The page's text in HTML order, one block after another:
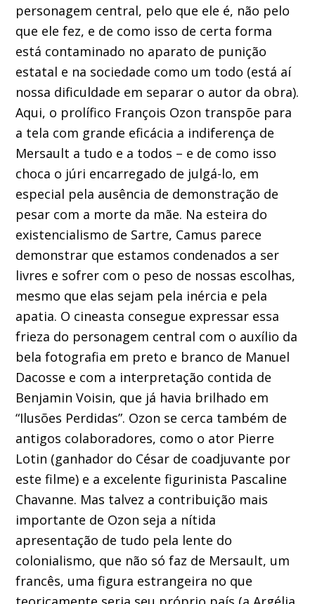
personagem central, pelo que ele é, não pelo
que ele fez, e de como isso de certa forma
está contaminado no aparato de punição
estatal e na sociedade como um todo (está aí
nossa dificuldade em separar o autor da obra).
Aqui, o prolífico François Ozon transpõe para
a tela com grande eficácia a indiferença de
Mersault a tudo e a todos – e de como isso
choca o júri encarregado de julgá-lo, em
especial pela ausência de demonstração de
pesar com a morte da mãe. Na esteira do
existencialismo de Sartre, Camus parece
demonstrar que estamos condenados a ser
livres e sofrer com o peso de nossas escolhas,
mesmo que elas sejam pela inércia e pela
apatia. O cineasta consegue expressar essa
frieza do personagem central com o auxílio da
bela fotografia em preto e branco de Manuel
Dacosse e com a interpretação contida de
Benjamin Voisin, que já havia brilhado em
“Ilusões Perdidas”. Ozon se cerca também de
antigos colaboradores, como o ator Pierre
Lotin (ganhador do César de coadjuvante por
este filme) e a excelente figurinista Pascaline
Chavanne. Mas talvez a contribuição mais
importante de Ozon seja a nítida
apresentação de tudo pela lente do
colonialismo, que não só faz de Mersault, um
francês, uma figura estrangeira no que